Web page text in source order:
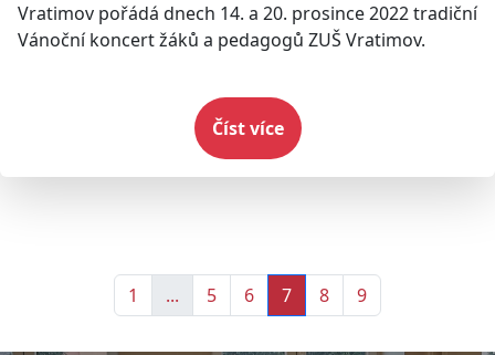
Vratimov pořádá dnech 14. a 20. prosince 2022 tradiční
Vánoční koncert žáků a pedagogů ZUŠ Vratimov.
Číst více
1 ... 5 6 7 8 9